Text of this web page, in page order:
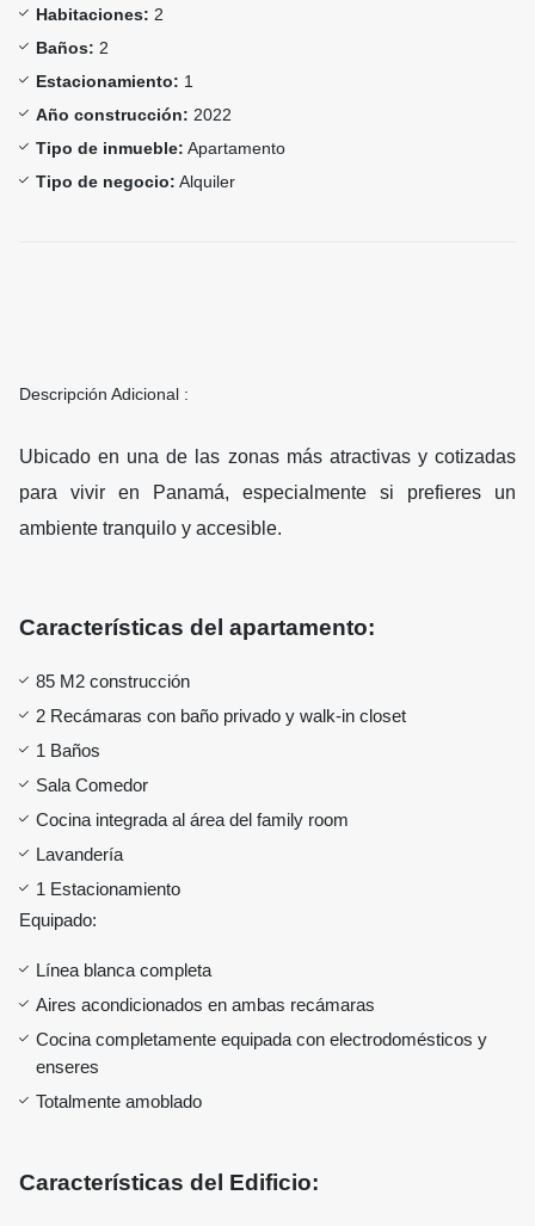
Habitaciones: 2
Baños: 2
Estacionamiento: 1
Año construcción: 2022
Tipo de inmueble: Apartamento
Tipo de negocio: Alquiler
Descripción Adicional :
Ubicado en una de las zonas más atractivas y cotizadas
para vivir en Panamá, especialmente si prefieres un
ambiente tranquilo y accesible.
Características del apartamento:
85 M2 construcción
2 Recámaras con baño privado y walk-in closet
1 Baños
Sala Comedor
Cocina integrada al área del family room
Lavandería
1 Estacionamiento
Equipado:
Línea blanca completa
Aires acondicionados en ambas recámaras
Cocina completamente equipada con electrodomésticos y
enseres
Totalmente amoblado
Características del Edificio: